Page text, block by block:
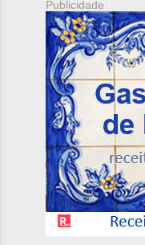
Publicidade